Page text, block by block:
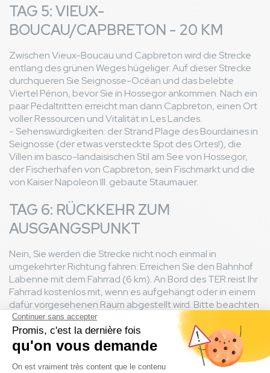
TAG 5: VIEUX-
BOUCAU/CAPBRETON - 20 KM
Zwischen Vieux-Boucau und Capbreton wird die Strecke
entlang des grünen Weges hügeliger. Auf dieser Strecke
durchqueren Sie Seignosse-Océan und das belebte
Viertel Pénon, bevor Sie in Hossegor ankommen. Nach ein
paar Pedaltritten erreicht man dann Capbreton, einen Ort
voller Ressourcen und Vitalität in Les Landes.
- Sehenswürdigkeiten: der Strand Plage des Bourdaines in
Seignosse (der etwas versteckte Spot des Ortes!), die
Villen im basco-landaisischen Stil am See von Hossegor,
der Fischerhafen von Capbreton, sein Fischmarkt und die
von Kaiser Napoleon III. gebaute Staumauer.
TAG 6: RÜCKKEHR ZUM
AUSGANGSPUNKT
Nein, Sie werden die Strecke nicht noch einmal in
umgekehrter Richtung fahren: Erreichen Sie den Bahnhof
Labenne mit dem Fahrrad (6 km). An Bord des TER reist Ihr
Fahrrad kostenlos mit, wenn es aufgehängt oder in einem
dafür vorgesehenen Raum abgestellt wird. Bitte beachten
Sie, dass die Anzahl der Plätze begrenzt ist und an
Bedingungen geknüpft ist. Weitere Informationen finden
Sie hier.
Ihre Reise ist zu Ende, und Sie haben fast 150 km